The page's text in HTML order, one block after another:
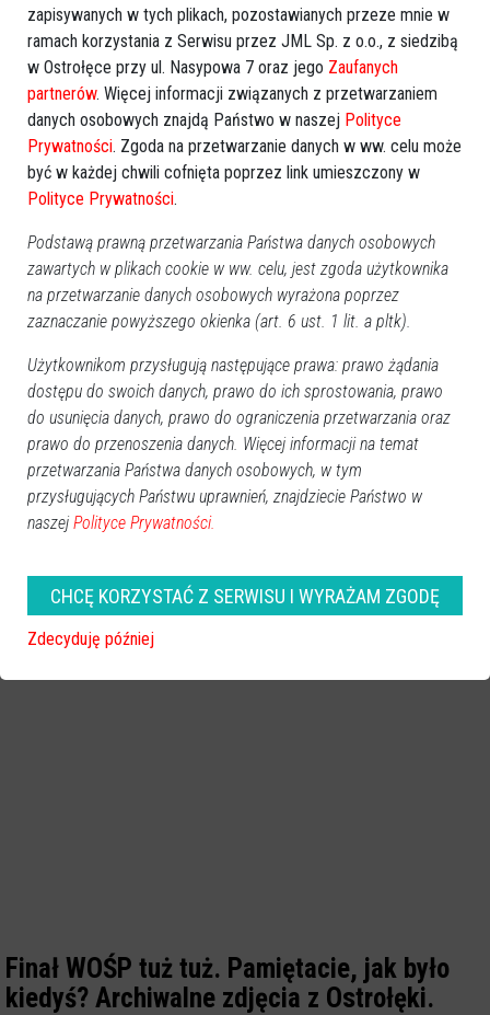
2026-01-23 14:09
"Bajeczka" gra z WOŚP! Kiermasz słodkości
i lekcja empatii [ZDJĘCIA]
Ostrołęka
2026-01-23 12:33
Finał WOŚP tuż tuż. Pamiętacie, jak było
kiedyś? Archiwalne zdjęcia z Ostrołęki.
zapisywanych w tych plikach, pozostawianych przeze mnie w
ramach korzystania z Serwisu przez JML Sp. z o.o., z siedzibą
w Ostrołęce przy ul. Nasypowa 7 oraz jego Zaufanych
partnerów. Więcej informacji związanych z przetwarzaniem
danych osobowych znajdą Państwo w naszej Polityce
Prywatności. Zgoda na przetwarzanie danych w ww. celu może
być w każdej chwili cofnięta poprzez link umieszczony w
Polityce Prywatności.
Podstawą prawną przetwarzania Państwa danych osobowych
zawartych w plikach cookie w ww. celu, jest zgoda użytkownika
na przetwarzanie danych osobowych wyrażona poprzez
zaznaczanie powyższego okienka (art. 6 ust. 1 lit. a pltk).
Użytkownikom przysługują następujące prawa: prawo żądania
dostępu do swoich danych, prawo do ich sprostowania, prawo
do usunięcia danych, prawo do ograniczenia przetwarzania oraz
prawo do przenoszenia danych. Więcej informacji na temat
przetwarzania Państwa danych osobowych, w tym
przysługujących Państwu uprawnień, znajdziecie Państwo w
naszej Polityce Prywatności.
CHCĘ KORZYSTAĆ Z SERWISU I WYRAŻAM ZGODĘ
Zdecyduję później